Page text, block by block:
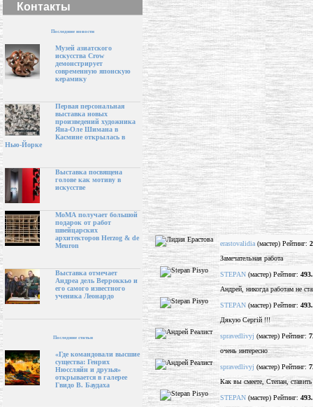
Контакты
Последние новости
Музей азиатского
искусства Crow
демонстрирует
современную японскую
керамику
Первая персональная
выставка новых
произведений художника
Яна-Оле Шимана в
Касмине открылась в
Нью-Йорке
Выставка посвящена
голове как мотиву в
искусстве
МоМА получает большой
подарок от работ
швейцарских
архитекторов Herzog & de
Meuron
Выставка отмечает
Андреа дель Верроккьо и
его самого известного
ученика Леонардо
Последние статьи
«Где командовали высшие
существа: Генрих
Нюссляйн и друзья»
открывается в галерее
Гвидо В. Баудаха
erastovalidia (мастер) Рейтинг:
Замечательная работа
STEPAN (мастер) Рейтинг:
Андрей, никогда работам не
STEPAN (мастер) Рейтинг:
Дякую Сергій !!!
spravedlivyj (мастер) Рейтинг:
очень интересно
spravedlivyj (мастер) Рейтинг:
Как вы смеете, Степан,
STEPAN (мастер) Рейтинг: